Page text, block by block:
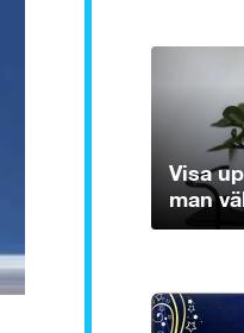
Visa
man